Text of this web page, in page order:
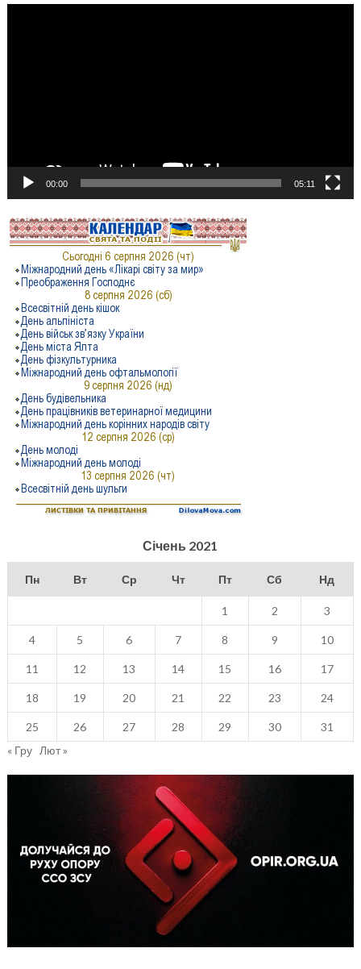
00:00 05:11
Січень 2021
Пн Вт Ср Чт Пт Сб Нд
1 2 3
4 5 6 7 8 9 10
11 12 13 14 15 16 17
18 19 20 21 22 23 24
25 26 27 28 29 30
31
« Гру Лют »